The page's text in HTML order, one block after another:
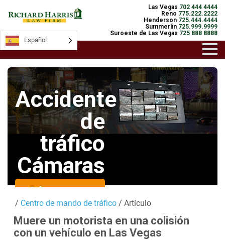
Las Vegas 702 444 4444
Reno 775.222.2222
Henderson 725.444.4444
Summerlin 725.999.9999
Suroeste de Las Vegas 725 888 8888
Accidente
de
tráfico
Cámaras
Cámaras en
/ Centro de mando de tráfico / Artículo
Muere un motorista en una colisión
con un vehículo en Las Vegas
Español
Español